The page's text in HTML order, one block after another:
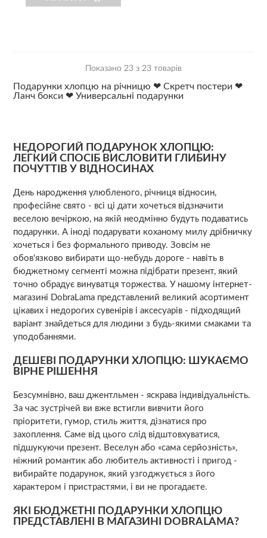
Показано 23 з 23 товарів
Подарунки хлопцю на річницю ❤Скретч постери ❤
Ланч бокси ❤Универсальні подарунки
НЕДОРОГИЙ ПОДАРУНОК ХЛОПЦЮ:
ЛЕГКИЙ СПОСІБ ВИСЛОВИТИ ГЛИБИНУ
ПОЧУТТІВ У ВІДНОСИНАХ
День народження улюбленого, річниця відносин,
професійне свято - всі ці дати хочеться відзначити
веселою вечіркою, на якій неодмінно будуть подаватись
подарунки. А іноді подарувати коханому милу дрібничку
хочеться і без формального приводу. Зовсім не
обов'язково вибирати що-небудь дороге - навіть в
бюджетному сегменті можна підібрати презент, який
точно обрадує винуватця торжества. У нашому інтернет-
магазині DobraLama представлений великий асортимент
цікавих і недорогих сувенірів і аксесуарів - підходящий
варіант знайдеться для людини з будь-якими смаками та
уподобаннями.
ДЕШЕВІ ПОДАРУНКИ ХЛОПЦЮ: ШУКАЄМО
ВІРНЕ РІШЕННЯ
Безсумнівно, ваш джентльмен - яскрава індивідуальність.
За час зустрічей ви вже встигли вивчити його
пріоритети, гумор, стиль життя, дізнатися про
захоплення. Саме від цього слід відштовхуватися,
підшукуючи презент. Веселун або «сама серйозність»,
ніжний романтик або любитель активності і пригод -
вибирайте подарунок, який узгоджується з його
характером і пристрастями, і ви не прогадаєте.
ЯКІ БЮДЖЕТНІ ПОДАРУНКИ ХЛОПЦЮ
ПРЕДСТАВЛЕНІ В МАГАЗИНІ DOBRALAMA?